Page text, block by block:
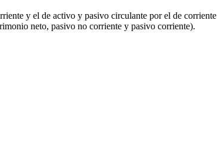
y el de activo y pasivo circulante por el de corriente
neto, pasivo no corriente y pasivo corriente).